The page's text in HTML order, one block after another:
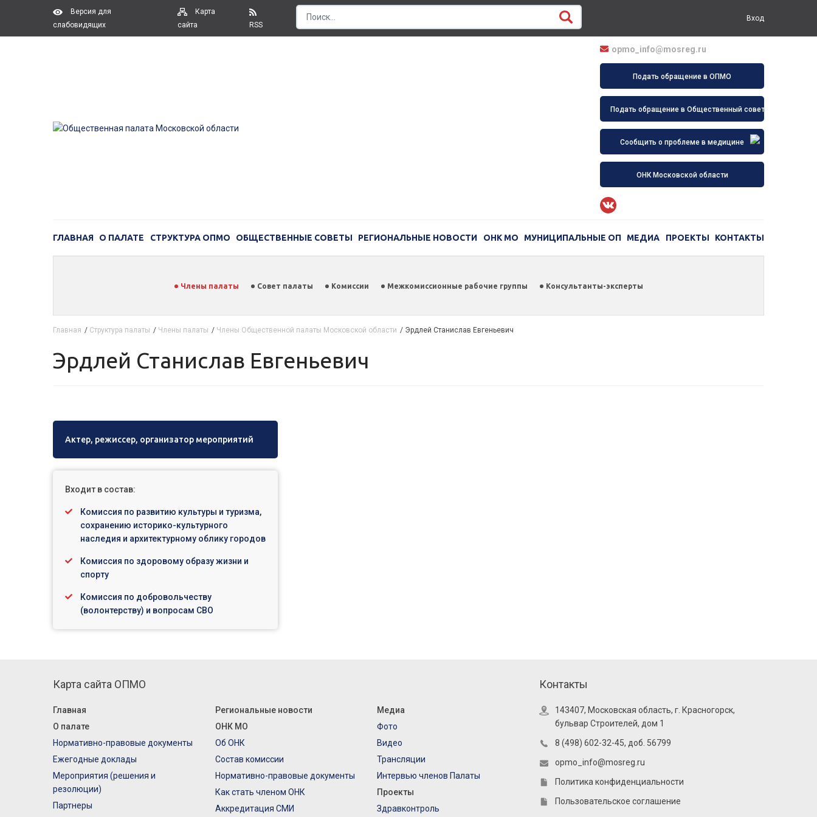
Версия для
слабовидящих
Карта
сайта
RSS
Вход
opmo_info@mosreg.ru
Подать обращение в ОПМО
Подать обращение в Общественный совет
Сообщить о проблеме в медицине
ОНК Московской области
ГЛАВНАЯ О ПАЛАТЕ СТРУКТУРА ОПМО ОБЩЕСТВЕННЫЕ СОВЕТЫ РЕГИОНАЛЬНЫЕ НОВОСТИ ОНК МО МУНИЦИПАЛЬНЫЕ ОП МЕДИА ПРОЕКТЫ КОНТАКТЫ
Члены палаты Совет палаты Комиссии Межкомиссионные рабочие группы Консультанты-эксперты
Главная / Структура палаты / Члены палаты / Члены Общественной палаты Московской области / Эрдлей Станислав Евгеньевич
Эрдлей Станислав Евгеньевич
Актер, режиссер, организатор мероприятий
Входит в состав:
Комиссия по развитию культуры и туризма,
сохранению историко-культурного
наследия и архитектурному облику городов
Комиссия по здоровому образу жизни и
спорту
Комиссия по добровольчеству
(волонтерству) и вопросам СВО
Карта сайта ОПМО
Главная
О палате
Нормативно-правовые документы
Ежегодные доклады
Мероприятия (решения и
резолюции)
Партнеры
Региональные новости
ОНК МО
Об ОНК
Состав комиссии
Нормативно-правовые документы
Как стать членом ОНК
Аккредитация СМИ
Медиа
Фото
Видео
Трансляции
Интервью членов Палаты
Проекты
Здравконтроль
Контакты
143407, Московская область, г. Красногорск,
бульвар Строителей, дом 1
8 (498) 602-32-45, доб. 56799
opmo_info@mosreg.ru
Политика конфиденциальности
Пользовательское соглашение